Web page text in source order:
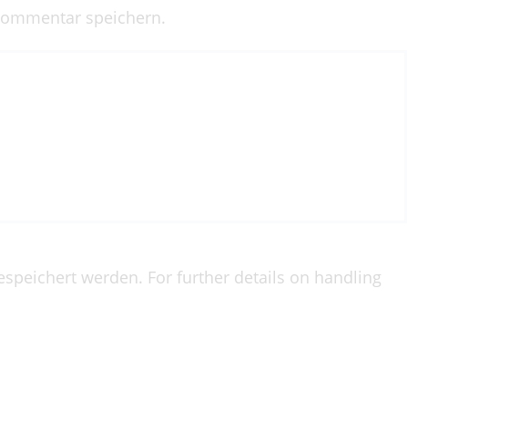
speichern.
werden. For further details on handling